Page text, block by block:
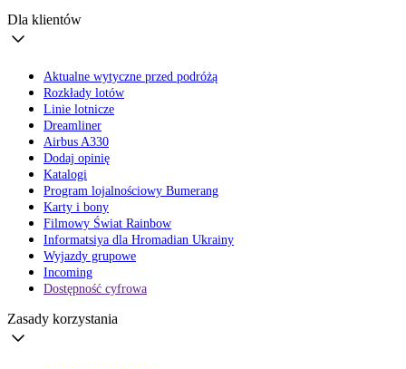
Dla klientów
Aktualne wytyczne przed podróżą
Rozkłady lotów
Linie lotnicze
Dreamliner
Airbus A330
Dodaj opinię
Katalogi
Program lojalnościowy Bumerang
Karty i bony
Filmowy Świat Rainbow
Informatsiya dla Hromadian Ukrainy
Wyjazdy grupowe
Incoming
Dostępność cyfrowa
Zasady korzystania